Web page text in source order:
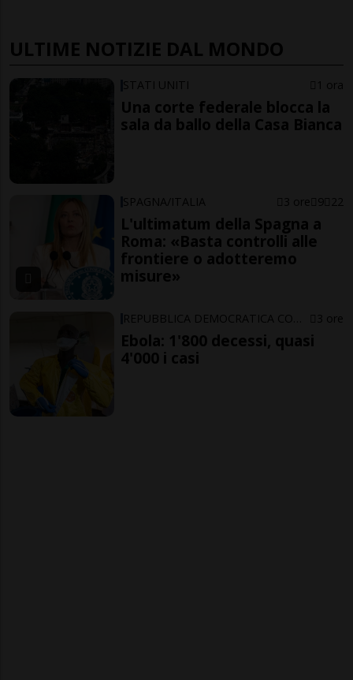
ULTIME NOTIZIE DAL MONDO
STATI UNITI 1 ora
Una corte federale blocca la
sala da ballo della Casa Bianca
SPAGNA/ITALIA 3 ore 9 22
L'ultimatum della Spagna a
Roma: «Basta controlli alle
frontiere o adotteremo
misure»
3 ore
Ebola: 1'800 decessi, quasi
4'000 i casi